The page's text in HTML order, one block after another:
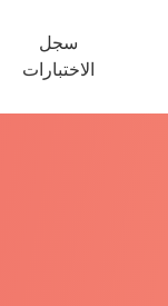
سجل
الاختبارات